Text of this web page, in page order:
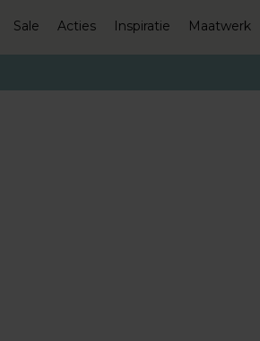
Sale Acties Inspiratie Maatwerk